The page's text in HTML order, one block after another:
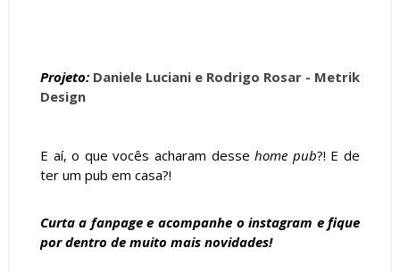
Projeto: Daniele Luciani e Rodrigo Rosar - Metrik
Design
E aí, o que vocês acharam dessehome pub?! E de
ter um pub em casa?!
Curta a fanpagee acompanhe oinstagram e fique
por dentro de muito mais novidades!